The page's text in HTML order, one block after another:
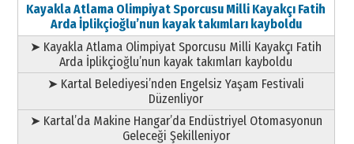
Kayakla Atlama Olimpiyat Sporcusu Milli Kayakçı Fatih
Arda İplikçioğlu’nun kayak takımları kayboldu
➤ Kayakla Atlama Olimpiyat Sporcusu Milli Kayakçı Fatih
Arda İplikçioğlu’nun kayak takımları kayboldu
➤ Kartal Belediyesi’nden Engelsiz Yaşam Festivali
Düzenliyor
➤ Kartal’da Makine Hangar’da Endüstriyel Otomasyonun
Geleceği Şekilleniyor